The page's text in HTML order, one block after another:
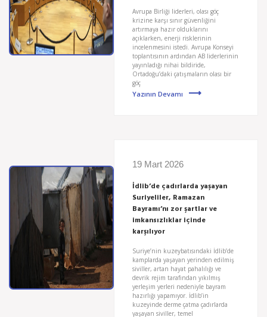
Avrupa Birliği liderleri, olası göç
krizine karşı sınır güvenliğini
artırmaya hazır olduklarını
açıklarken, enerji risklerinin
incelenmesini istedi. Avrupa Konseyi
toplantısının ardından AB liderlerinin
yayınladığı nihai bildiride,
Ortadoğu’daki çatışmaların olası bir
göç
Yazının Devamı
19 Mart 2026
İdlib’de çadırlarda yaşayan
Suriyeliler, Ramazan
Bayramı’nı zor şartlar ve
imkansızlıklar içinde
karşılıyor
Suriye’nin kuzeybatısındaki İdlib’de
kamplarda yaşayan yerinden edilmiş
siviller, artan hayat pahalılığı ve
devrik rejim tarafından yıkılmış
yerleşim yerleri nedeniyle bayram
hazırlığı yapamıyor. İdlib’in
kuzeyinde derme çatma çadırlarda
yaşayan siviller, temel